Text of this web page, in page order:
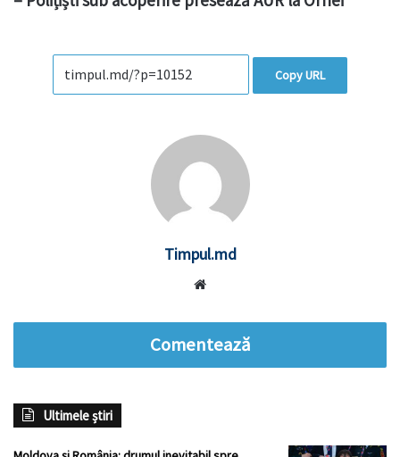
Copy URL
Timpul.md
Comentează
Ultimele știri